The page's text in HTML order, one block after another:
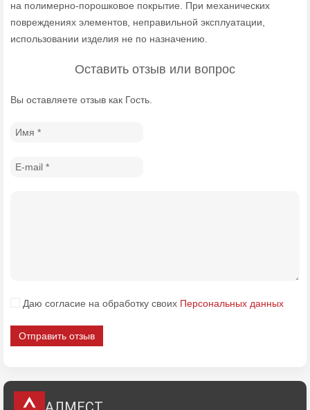
на полимерно-порошковое покрытие. При механических
повреждениях элементов, неправильной эксплуатации,
использовании изделия не по назначению.
Оставить отзыв или вопрос
Вы оставляете отзыв как Гость.
Даю согласие на обработку своих Персональных данных
Отправить отзыв